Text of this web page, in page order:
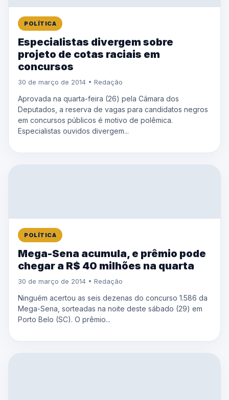
POLÍTICA
Especialistas divergem sobre
projeto de cotas raciais em
concursos
30 de março de 2014 • Redação
Aprovada na quarta-feira (26) pela Câmara dos
Deputados, a reserva de vagas para candidatos negros
em concursos públicos é motivo de polêmica.
Especialistas ouvidos divergem...
POLÍTICA
Mega-Sena acumula, e prêmio pode
chegar a R$ 40 milhões na quarta
30 de março de 2014 • Redação
Ninguém acertou as seis dezenas do concurso 1.586 da
Mega-Sena, sorteadas na noite deste sábado (29) em
Porto Belo (SC). O prêmio...